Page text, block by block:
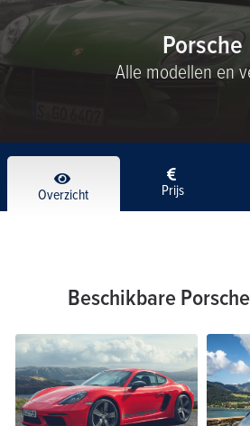
Porsche
Alle modellen en
Overzicht Prijs
Beschikbare